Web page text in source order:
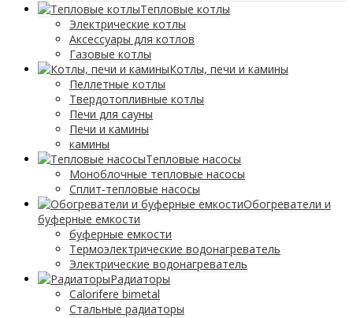
Тепловые котлы
Электрические котлы
Аксессуары для котлов
Газовые котлы
Котлы, печи и камины
Пеллетные котлы
Твердотопливные котлы
Печи для сауны
Печи и камины
камины
Тепловые насосы
Моноблочные тепловые насосы
Сплит-тепловые насосы
Обогреватели и
буферные емкости
буферные емкости
Термоэлектрические водонагреватель
Электрические водонагреватель
Радиаторы
Calorifere bimetal
Стальные радиаторы